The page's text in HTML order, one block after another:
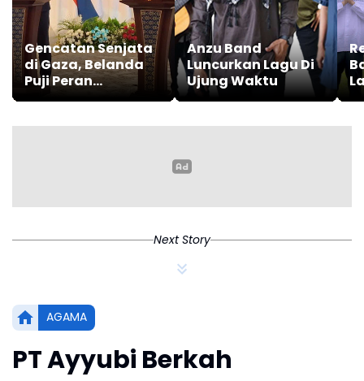
Gencatan Senjata
di Gaza, Belanda
Puji Peran
Indonesia
Anzu Band
Luncurkan Lagu Di
Ujung Waktu
Next Story
AGAMA
PT Ayyubi Berkah